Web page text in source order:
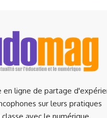
en ligne de partage
sur leurs pratiques